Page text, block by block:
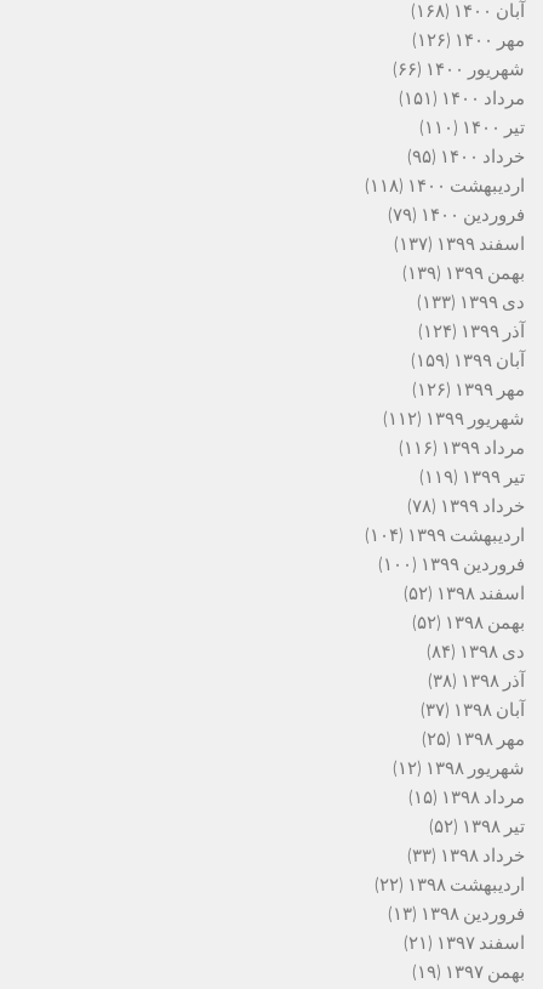
آبان ۱۴۰۰
(۱۶۸)
مهر ۱۴۰۰
(۱۲۶)
شهریور ۱۴۰۰
(۶۶)
مرداد ۱۴۰۰
(۱۵۱)
تیر ۱۴۰۰
(۱۱۰)
خرداد ۱۴۰۰
(۹۵)
اردیبهشت ۱۴۰۰
(۱۱۸)
فروردین ۱۴۰۰
(۷۹)
اسفند ۱۳۹۹
(۱۳۷)
بهمن ۱۳۹۹
(۱۳۹)
دی ۱۳۹۹
(۱۳۳)
آذر ۱۳۹۹
(۱۲۴)
آبان ۱۳۹۹
(۱۵۹)
مهر ۱۳۹۹
(۱۲۶)
شهریور ۱۳۹۹
(۱۱۲)
مرداد ۱۳۹۹
(۱۱۶)
تیر ۱۳۹۹
(۱۱۹)
خرداد ۱۳۹۹
(۷۸)
اردیبهشت ۱۳۹۹
(۱۰۴)
فروردین ۱۳۹۹
(۱۰۰)
اسفند ۱۳۹۸
(۵۲)
بهمن ۱۳۹۸
(۵۲)
دی ۱۳۹۸
(۸۴)
آذر ۱۳۹۸
(۳۸)
آبان ۱۳۹۸
(۳۷)
مهر ۱۳۹۸
(۲۵)
شهریور ۱۳۹۸
(۱۲)
مرداد ۱۳۹۸
(۱۵)
تیر ۱۳۹۸
(۵۲)
خرداد ۱۳۹۸
(۳۳)
اردیبهشت ۱۳۹۸
(۲۲)
فروردین ۱۳۹۸
(۱۳)
اسفند ۱۳۹۷
(۲۱)
بهمن ۱۳۹۷
(۱۹)